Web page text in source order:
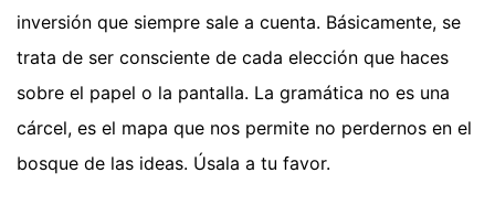
inversión que siempre sale a cuenta. Básicamente, se
trata de ser consciente de cada elección que haces
sobre el papel o la pantalla. La gramática no es una
cárcel, es el mapa que nos permite no perdernos en el
bosque de las ideas. Úsala a tu favor.